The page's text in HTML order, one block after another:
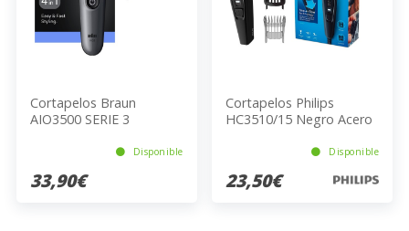
Cortapelos Braun
AIO3500 SERIE 3
Disponible
33,90€
Cortapelos Philips
HC3510/15 Negro Acero
Disponible
23,50€